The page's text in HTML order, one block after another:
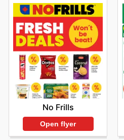
No Frills
Open flyer